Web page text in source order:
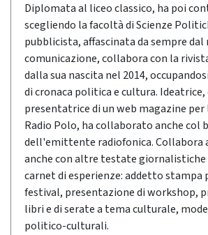
Diplomata al liceo classico, ha poi
scegliendo la facoltà di Scienze
pubblicista, affascinata da sempre dal
comunicazione, collabora con la
dalla sua nascita nel 2014,
di cronaca politica e cultura. Ideatrice,
presentatrice di un web magazine
Radio Polo, ha collaborato anche col
dell'emittente radiofonica. Collabora
anche con altre testate giornalistiche
carnet di esperienze: addetto stampa
festival, presentazione di workshop,
libri e di serate a tema culturale,
politico-culturali.